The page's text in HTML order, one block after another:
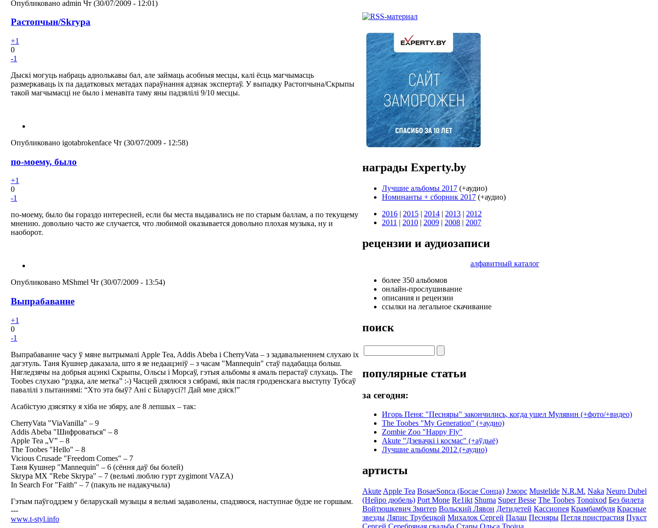
Опубликовано admin Чт (30/07/2009 - 12:01)
Растопчын/Skrypa
+1
0
-1
Дыскі могуць набраць аднолькавы бал, але займаць асобныя месцы, калі ёсць магчымасць
размеркаваць іх па дадатковых метадах параўнання адзнак экспертаў. У выпадку Растопчына/Скрыпы
такой магчымасці не было і менавіта таму яны падзялілі 9/10 месцы.
Опубликовано igotabrokenface Чт (30/07/2009 - 12:58)
по-моему, было
+1
0
-1
по-моему, было бы гораздо интересней, если бы места выдавались не по старым баллам, а по текущему
мнению. довольно часто же случается, что любимой оказывается довольно плохая музыка, ну и
наоборот.
Опубликовано MShmel Чт (30/07/2009 - 13:54)
Выпрабаванне
+1
0
-1
Выпрабаванне часу ў мяне вытрымалі Apple Tea, Addis Abeba і CherryVata – з задавальненнем слухаю іх
дагэтуль. Таня Кушнер даказала, што я яе недаацэніў – з часам "Mannequin" стаў падабацца больш.
Нягледзячы на добрыя ацэнкі Скрыпы, Ольсы і Морсаў, гэтыя альбомы я амаль перастаў слухаць. The
Toobes слухаю “рэдка, але метка” :-) Часцей дзялюся з сябрамі, якія пасля гродзенскага выступу Тубсаў
павалілі з пытаннямі: “Хто эта быў? Ані с Біларусі?! Дай мне дзіск!”
Асабістую дзясятку я хіба не збяру, але 8 лепшых – так:
CherryVata "ViaVanilla" – 9
Addis Abeba "Шифроваться" – 8
Apple Tea „V” – 8
The Toobes "Hello" – 8
Vicious Crusade "Freedom Comes" – 7
Таня Кушнер "Mannequin" – 6 (сёння даў бы болей)
Skrypa MX "Rebe Skrypa" – 7 (вельмі люблю гурт zygimont VAZA)
In Search For "Faith" – 7 (пакуль не надакучыла)
Гэтым паўгоддзем у беларускай музыцы я вельмі задаволены, спадзяюся, наступнае будзе не горшым.
---
www.t-styl.info
награды Experty.by
Лучшие альбомы 2017 (+аудио)
Номинанты + cборник 2017 (+аудио)
2016 | 2015 | 2014 | 2013 | 2012
2011 | 2010 | 2009 | 2008 | 2007
рецензии и аудиозаписи
алфавитный каталог
более 350 альбомов
онлайн-прослушивание
описания и рецензии
ссылки на легальное скачивание
поиск
популярные статьи
за сегодня:
Игорь Пеня: "Песняры" закончились, когда ушел Мулявин (+фото/+видео)
The Toobes "My Generation" (+аудио)
Zombie Zoo "Happy Fly"
Akute "Дзевачкі і космас" (+аўдыё)
Лучшие альбомы 2012 (+аудио)
артисты
Akute Apple Tea BosaeSonca (Босае Сонца) J:морс Mustelide N.R.M. Naka Neuro Dubel
(Нейро дюбель) Port Mone Re1ikt Shuma Super Besse The Toobes Tonqixod Без билета
Войтюшкевич Змитер Вольский Лявон Детидетей Кассиопея Крамбамбуля Красные
звезды Ляпис Трубецкой Михалок Сергей Палац Песняры Петля пристрастия Пукст
Сергей Серебряная свадьба Стары Ольса Троіца